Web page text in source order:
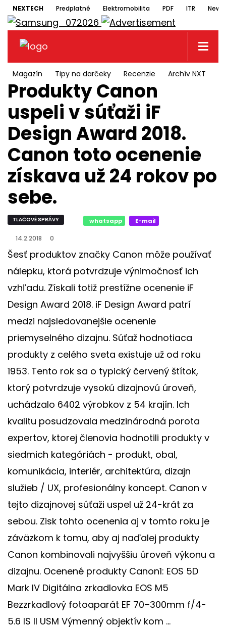
NEXTECH Predplatné Elektromobilita PDF ITR
Magazín Tipy na darčeky Recenzie Archív NXT
Produkty Canon
uspeli v súťaži iF
Design Award 2018.
Canon toto ocenenie
získava už 24 rokov po
sebe.
TLAČOVÉ SPRÁVY whatsapp E-mail
14.2.2018 0
Šesť produktov značky Canon môže používať
nálepku, ktorá potvrdzuje výnimočnosť ich
vzhľadu. Získali totiž prestížne ocenenie iF
Design Award 2018. iF Design Award patrí
medzi najsledovanejšie ocenenie
priemyselného dizajnu. Súťaž hodnotiaca
produkty z celého sveta existuje už od roku
1953. Tento rok sa o typický červený štítok,
ktorý potvrdzuje vysokú dizajnovú úroveň,
uchádzalo 6402 výrobkov z 54 krajín. Ich
kvalitu posudzovala medzinárodná porota
expertov, ktorej členovia hodnotili produkty v
siedmich kategóriách - produkt, obal,
komunikácia, interiér, architektúra, dizajn
služieb / UX, profesionálny koncept. Canon v
tejto dizajnovej súťaži uspel už 24-krát za
sebou. Zisk tohto ocenenia aj v tomto roku je
záväzkom k tomu, aby aj naďalej produkty
Canon kombinovali najvyššiu úroveň výkonu a
dizajnu. Ocenené produkty Canon1: EOS 5D
Mark IV Digitálna zrkadlovka EOS M5
Bezzrkadlový fotoaparát EF 70–300mm f/4-
5.6 IS II USM Výmenný objektív kom ...